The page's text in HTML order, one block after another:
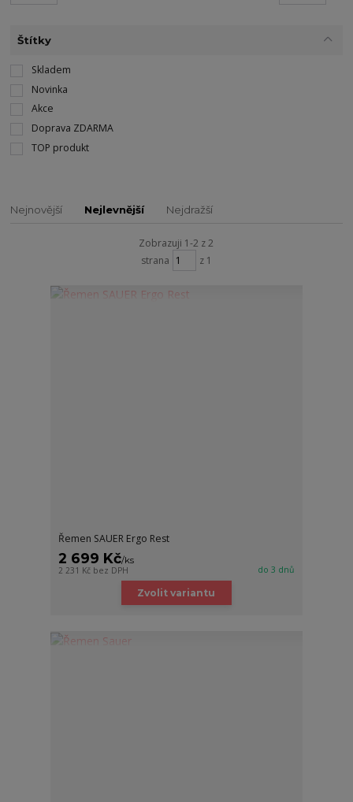
Štítky
Skladem
Novinka
Akce
Doprava ZDARMA
TOP produkt
Nejnovější Nejlevnější Nejdražší
Zobrazuji 1-2 z 2
strana
z 1
Řemen SAUER Ergo Rest
2 699 Kč/ks
2 231 Kč bez DPH do 3 dnů
Zvolit variantu